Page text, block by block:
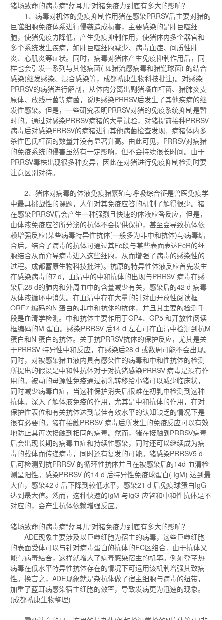
猪场致命的病毒病“蓝耳儿“对猪免疫力到底有多大的影响？
1、病毒对机体的免疫抑制作用猪在感染PRRSV后主要对猪的
巨噬细胞免疫体系进行侵袭造成损害，主要感染的是肺巨噬细
胞，使猪免疫力降低，产生免疫抑制作用，使猪体内多个器官和
多个系统发生疾病，如肺巨噬细胞减少、病毒血症、间质性肺
炎、心肌炎等症状。同时，病毒对猪体产生免疫抑制作用后，同
样也会引发一系列与其他病菌( 如猪流感病毒和猪链球菌) 的结合
感染(继发感染、混合感染等，成都蓄康生物科技批注)。对感染
PRRSV的病猪进行解剖，从体内分离出副猪嗜血杆菌、猪肺炎支
原体、放线杆菌等病菌，说明感染PRRSV后发生了其他疾病的继
发性感染。但是，一些研究表明PRRSV对猪的免疫系统抑制是暂
时的。通过对感染PRRSV病猪的大量试验，对猪提前接种PRRSV
病毒后对感染PRRSV的病猪进行其他病菌检查发现，病猪体内多
杀性巴氏杆菌的数量并没有显著升高。由此可见，PRRSV对病猪
的免疫系统的侵害虽然有一定影响，但不会持续很长时间。由于
PRRSV毒株出现很多种变异，因此在对猪进行免疫抑制检测时要
注意区别对待。
2、猪体对病毒的体液免疫猪繁殖与呼吸综合征是兽医免疫学
中最具挑战性的课题，人们对其免疫应答的机制了解得很少。猪
在感染PRRSV后会产生一种强烈且快速的体液应答反应，但是，
由体液免疫应答所分泌的抗体不会提供保护，甚至会导致抗体依
赖增强反应(某些病毒特异性抗体(一般多为非中和抗体)与病毒结
合后，结合了病毒的抗体可通过其Fc段与某些表面表达FcR的细
胞结合从而介导病毒进入这些细胞，从而增强了病毒的感染性的
过程。成都蓄康生物科技批注)。抗原的特异性体液反应首先发生
在感染病毒的7 d，血清中的中和抗体的出现与PRRSV 病毒在感
染后28 d的肺内和外周血中的含量减少有关，感染后的42 d 病毒
从体液循环中消失。在血清中存在大量的针对由开放性阅读框
ORF7 编码的N 蛋白的非中和抗体的抗体，并且其主要的检测手
段是血清学检测。中和抗体主要作用于GP4、GP5 和开放性阅读
框编码的M 蛋白。感染PRRSV 后14 d 左右可在血清中检测到抗M
蛋白和N 蛋白的抗体。关于抗PRRSV抗体的保护反应，尤其是关
于PRRSV 特异性中和反应，在感染后28 d 或数周可能不会出现。
同时，对被感染猪血液内具有感染性的病毒和中和性抗体的检测
所提出的假设是中和性抗体对于对抗猪感染PRRSV 病毒是没有作
用的。被动的母源性免疫通过初乳转移给小猪可以减少临床状，
同时减少病毒血症，当这种保护消失后很难在初乳中检测到这种
抗体。深入了解体液免疫的作用，尤其是中和抗体的作用，在对
保护性表位和有关抗体达到最佳有效水平的认知缺乏的情况下是
很有必要的。猪在接触PRRSV 病毒后所发生的免疫反应可以有效
地防止其再次接触到相同的病毒。然而，猪在接触到PRRSV病毒
后会出现长期的病毒血症和持续性感染，同时还可以继续成为病
毒的载体而传递病毒，同时还有复发的可能。猪感染PRRSV5 d
后可检测到抗PRRSV 的循环性抗体并且在被感染后的14d 血清检
测呈阳性。感染PRRSV 的14 d 后特异性免疫球蛋白( IgM) 达到最
大值，感染42 d 后下降到较低水平，感染21 d 后免疫球蛋白IgG
达到最大值。然而，这种快速的IgM 与IgG 应答和中和性抗体是不
对应的，会产生抗体依赖增强反应。
猪场致命的病毒病“蓝耳儿“对猪免疫力到底有多大的影响？
ADE现象主要涉及以巨噬细胞为宿主的病毒，这些巨噬细胞
的表面受体可以与针对病毒蛋白的抗体的FC区络合，由于抗体又
能与病毒结合，这样就增大了病毒感染宿主的机率。例如登革热
病毒在低水平特异性抗体存在的情况下可运用该机制增强其致病
性。换言之，ADE现象就是杂抗体做了宿主细胞与病毒的纽带，
加重了蓝耳病感染宿主细胞的效率，导致发病更为迅速的现象。
(成都蓄康生物整理)